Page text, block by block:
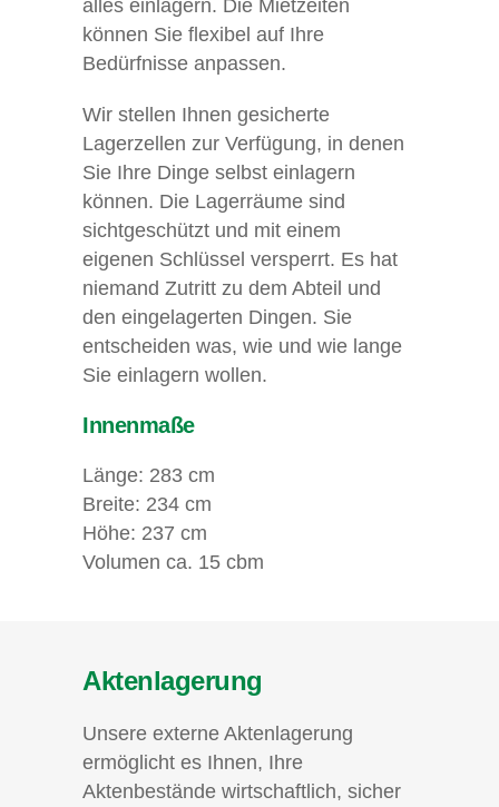
alles einlagern. Die Mietzeiten
können Sie flexibel auf Ihre
Bedürfnisse anpassen.
Wir stellen Ihnen gesicherte
Lagerzellen zur Verfügung, in denen
Sie Ihre Dinge selbst einlagern
können. Die Lagerräume sind
sichtgeschützt und mit einem
eigenen Schlüssel versperrt. Es hat
niemand Zutritt zu dem Abteil und
den eingelagerten Dingen. Sie
entscheiden was, wie und wie lange
Sie einlagern wollen.
Innenmaße
Länge: 283 cm
Breite: 234 cm
Höhe: 237 cm
Volumen ca. 15 cbm
Aktenlagerung
Unsere externe Aktenlagerung
ermöglicht es Ihnen, Ihre
Aktenbestände wirtschaftlich, sicher